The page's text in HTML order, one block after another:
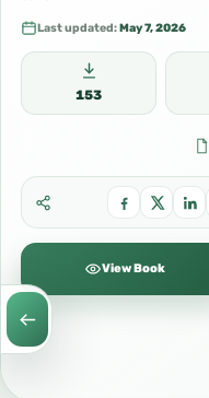
Last updated:May 7, 2026
153
View Book